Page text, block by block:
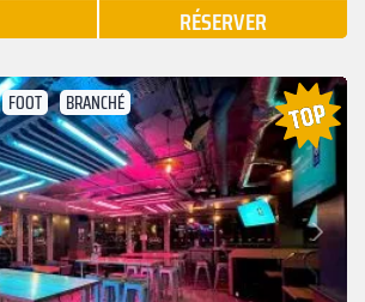
RÉSERVER
FOOT BRANCHÉ
Suivant